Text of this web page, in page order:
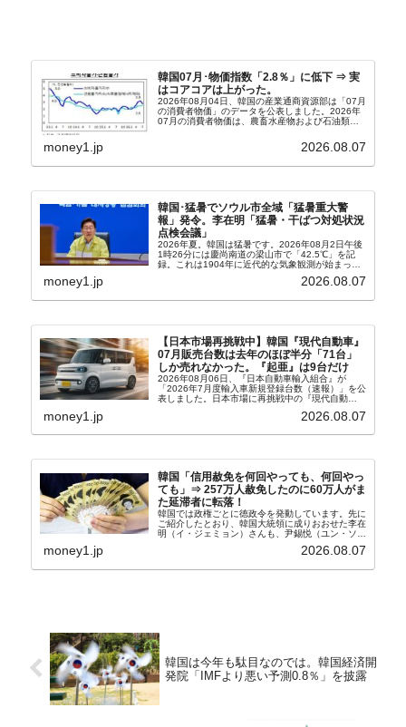
韓国07月･物価指数「2.8％」に低下 ⇒ 実
はコアコアは上がった。
2026年08月04日、韓国の産業通商資源部は「07月
の消費者物価」のデータを公表しました。2026年
07月の消費者物価は、農畜水産物および石油類の
2.8％上昇（06月は3.2％）となり、上昇率は前...
money1.jp 2026.08.07
韓国･猛暑でソウル市全域「猛暑重大警
報」発令。李在明「猛暑・干ばつ対処状況
点検会議」
2026年夏。韓国は猛暑です。2026年08月2日午後
1時26分には慶尚南道の梁山市で「42.5℃」を記
録。これは1904年に近代的な気象観測が始まって
ウル市全域への「猛暑重大警報」が発令され...
money1.jp 2026.08.07
【日本市場再挑戦中】韓国『現代自動車』
07月販売台数は去年のほぼ半分「71台」
しか売れなかった。『起亜』は9台だけ
2026年08月06日、『日本自動車輸入組合』が
「2026年7月度輸入車新規登録台数（速報）」を公
表しました。日本市場に再挑戦中の『現代自動
台数はこの中に捉えられているはずです。先月から
money1.jp 2026.08.07
韓国「信用赦免を何回やっても、何回やっ
ても」⇒ 257万人赦免したのに60万人がま
た延滞者に転落！
韓国では政権ごとに徳政令を発動しています。先に
ご紹介したとおり、韓国大統領に成りおおせた李在
明（イ・ジェミョン）さんも、尹錫悦（ユン・ソギ
バンクにして不良債権の買い取りを行い、分割償還
money1.jp 2026.08.07
韓国は今年も駄目なのでは。韓国経済開
発院「IMFより悪い予測0.8％」を披露